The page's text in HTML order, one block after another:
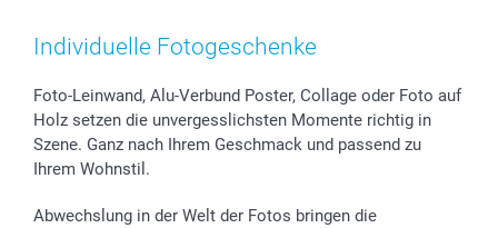
Zubehör & Material
Sticker & Etiketten
Geschenk-Gutscheine (PDF)
AGB
Presse
Partnerprogramme
Investor Relations
Widerrufsrecht
Muttertag
Kommunion & Konfirmation
Hochzeit
Geburtstag
Zu allen Anlässen
Anmelden /Registrieren
Lieferfristen
72h Lieferung
Zahlungsmöglichkeiten
Status der Bestellung
Individuelle Fotogeschenke
Foto-Leinwand, Alu-Verbund Poster, Collage oder Foto auf
Holz setzen die unvergesslichsten Momente richtig in
Szene. Ganz nach Ihrem Geschmack und passend zu
Ihrem Wohnstil.
Abwechslung in der Welt der Fotos bringen die